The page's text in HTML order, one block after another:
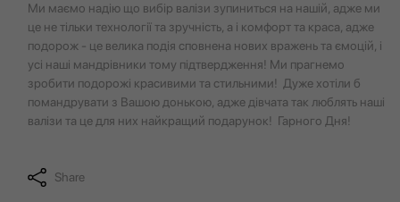
Ми маємо надію що вибір валізи зупиниться на нашій, адже ми
це не тільки технології та зручність, а і комфорт та краса, адже
подорож - це велика подія сповнена нових вражень та ємоцій, і
усі наші мандрівники тому підтвердження! Ми прагнемо
зробити подорожі красивими та стильними! Дуже хотіли б
помандрувати з Вашою донькою, адже дівчата так люблять наші
валізи та це для них найкращий подарунок! Гарного Дня!
Share